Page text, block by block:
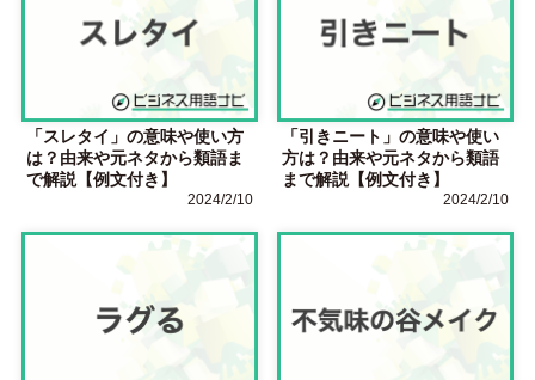
「スレタイ」の意味や使い方
は？由来や元ネタから類語ま
で解説【例文付き】
2024/2/10
「引きニート」の意味や使い
方は？由来や元ネタから類語
まで解説【例文付き】
2024/2/10